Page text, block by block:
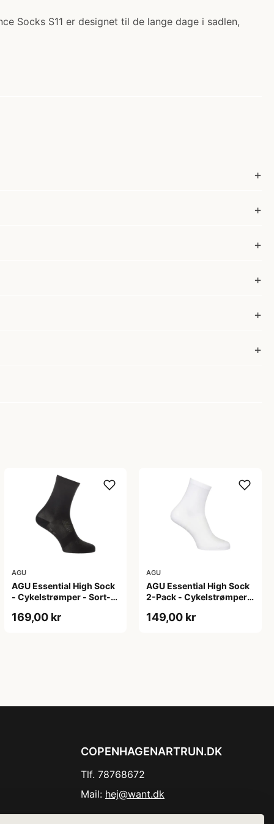
Socks S11 er designet til de lange dage i sadlen,
AGU
AGU Essential High Sock
- Cykelstrømper - Sort-
169,00 kr
AGU
AGU Essential High Sock
2-Pack - Cykelstrømper -
149,00 kr
COPENHAGENARTRUN.DK
Tlf. 78768672
Mail: hej@want.dk